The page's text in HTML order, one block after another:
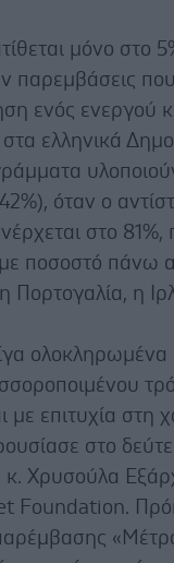
μόνο στο
παρεμβάσεις
ενός ενεργού
ελληνικά
όταν ο
στο
με ποσοστό πάνω
η
με επιτυχία στη
στο
Χρυσούλα
Foundation.
«Μέτρο,